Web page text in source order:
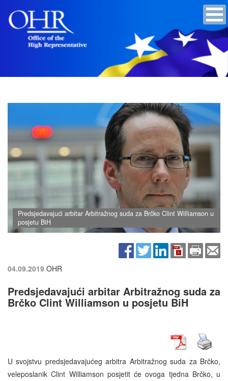
Predsjedavajući arbitar Arbitražnog suda za Brčko Clint Williamson u
posjetu BiH
04.09.2019 OHR
Predsjedavajući arbitar Arbitražnog suda za
Brčko Clint Williamson u posjetu BiH
U svojstvu predsjedavajućeg arbitra Arbitražnog suda za Brčko,
veleposlanik Clint Williamson posjetit će ovoga tjedna Brčko, u